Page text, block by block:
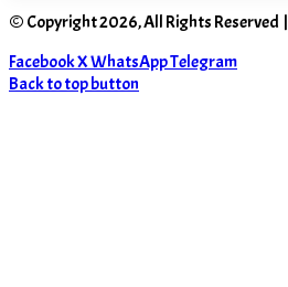
© Copyright 2026, All Rights Reserved |
FacebookXWhatsAppTelegram
Back to top button